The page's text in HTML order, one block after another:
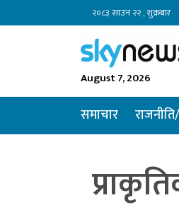
२०८३ साउन २२ , शुक्रबार
August 7, 2026
समाचार